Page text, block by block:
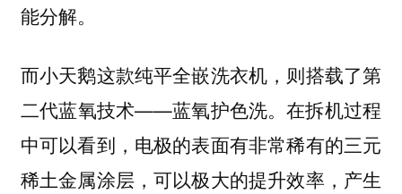
能分解。
而小天鹅这款纯平全嵌洗衣机，则搭载了第
二代蓝氧技术——蓝氧护色洗。在拆机过程
中可以看到，电极的表面有非常稀有的三元
稀土金属涂层，可以极大的提升效率，产生